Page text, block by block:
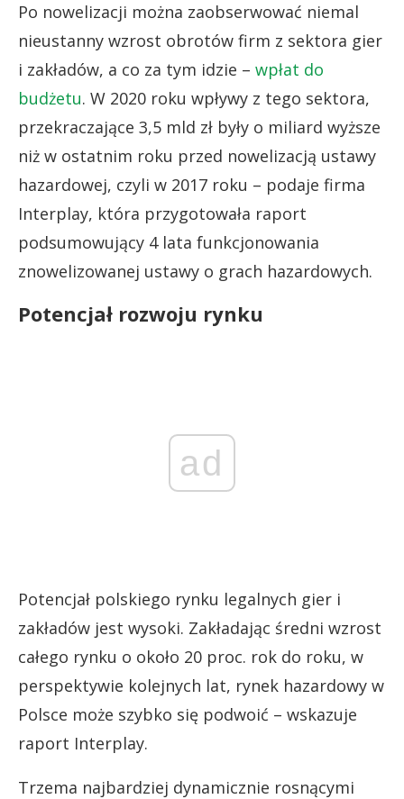
Po nowelizacji można zaobserwować niemal
nieustanny wzrost obrotów firm z sektora gier
i zakładów, a co za tym idzie – wpłat do
budżetu. W 2020 roku wpływy z tego sektora,
przekraczające 3,5 mld zł były o miliard wyższe
niż w ostatnim roku przed nowelizacją ustawy
hazardowej, czyli w 2017 roku – podaje firma
Interplay, która przygotowała raport
podsumowujący 4 lata funkcjonowania
znowelizowanej ustawy o grach hazardowych.
Potencjał rozwoju rynku
ad
Potencjał polskiego rynku legalnych gier i
zakładów jest wysoki. Zakładając średni wzrost
całego rynku o około 20 proc. rok do roku, w
perspektywie kolejnych lat, rynek hazardowy w
Polsce może szybko się podwoić – wskazuje
raport Interplay.
Trzema najbardziej dynamicznie rosnącymi